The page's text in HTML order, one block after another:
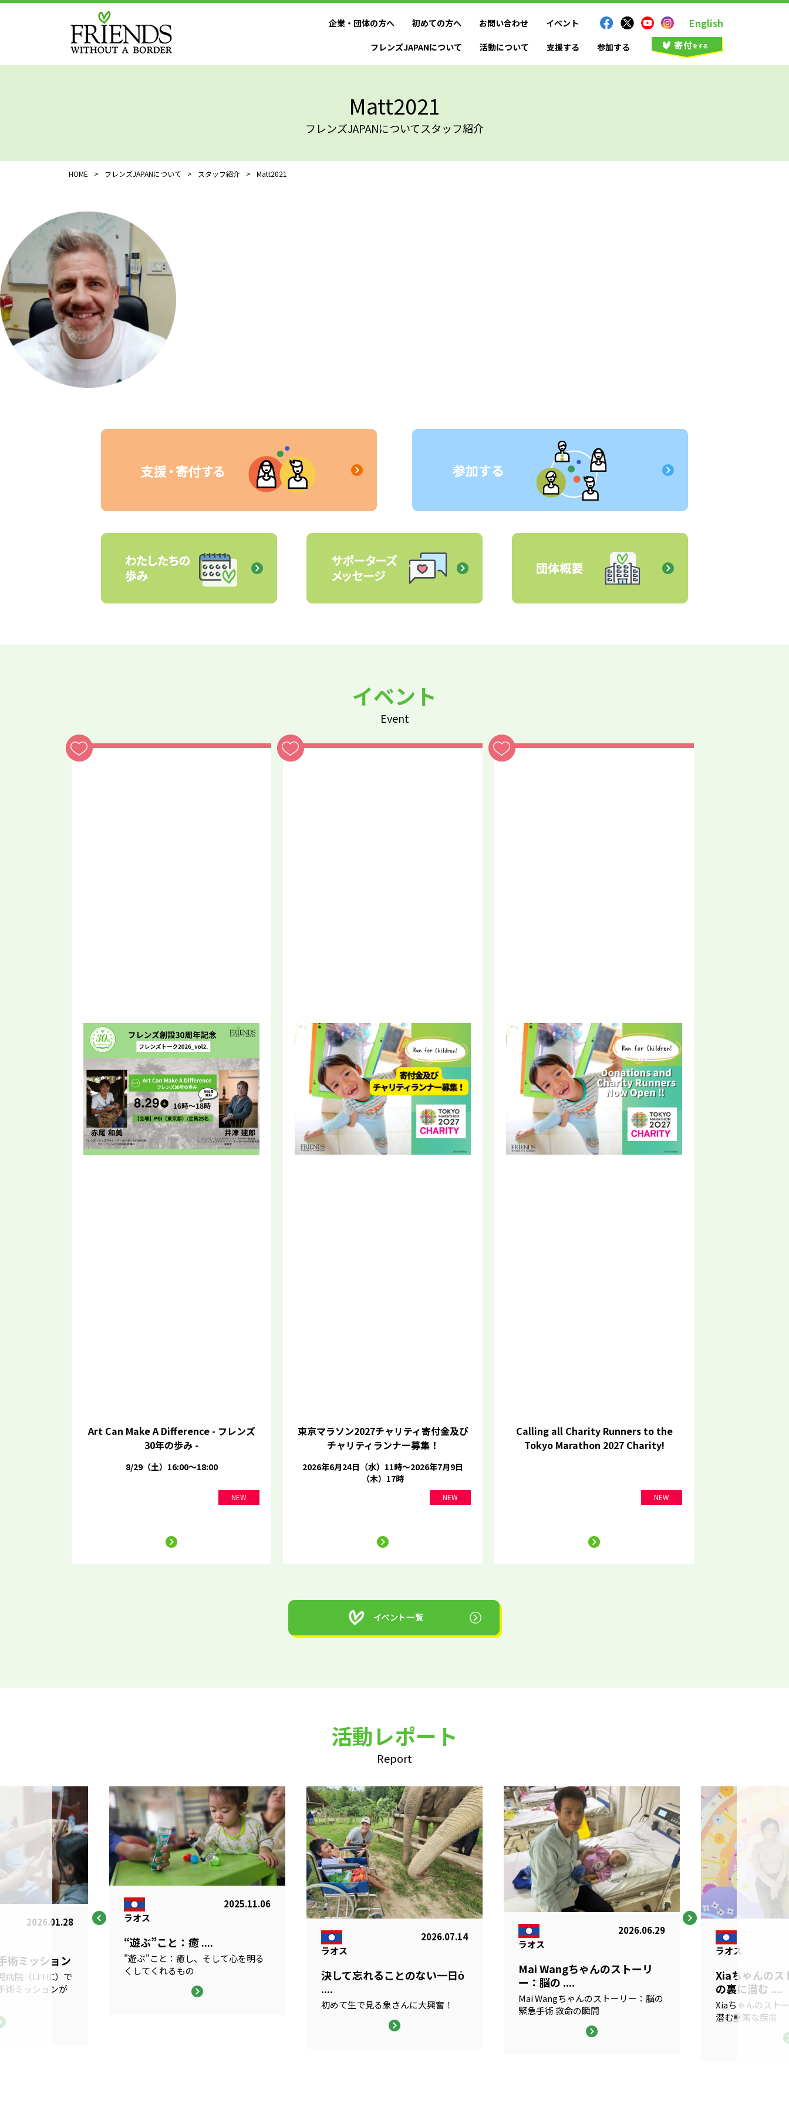
フレンズJAPANについて 活動について 支援する 参加する
企業・団体の方へ 初めての方へ お問い合わせ イベント English
Matt2021
フレンズJAPANについてスタッフ紹介
HOME > フレンズJAPANについて > スタッフ紹介 > Matt2021
イベント
Event
Art Can Make A Difference - フレンズ
30年の歩み -
8/29（土）16:00～18:00
NEW
東京マラソン2027チャリティ寄付金及び
チャリティランナー募集！
2026年6月24日（水）11時～2026年7月9日
（木）17時
NEW
Calling all Charity Runners to the
Tokyo Marathon 2027 Charity!
NEW
活動レポート
Report
2026.01.28
術ミッション
病院（LFHC）で
術ミッションが
ラオス
2025.11.06
“遊ぶ”こと：癒 ....
"遊ぶ"こと：癒し、そして心を明る
くしてくれるもの
ラオス
2026.07.14
決して忘れることのない一日ὁ
....
初めて生で見る象さんに大興奮！
ラオス
2026.06.29
Mai Wangちゃんのストーリ
ー：脳の ....
Mai Wangちゃんのストーリー：脳の
緊急手術 救命の瞬間
ラオス
Xiaちゃんのス
の裏に潜む ....
Xiaちゃんのスト
潜む重篤な疾患